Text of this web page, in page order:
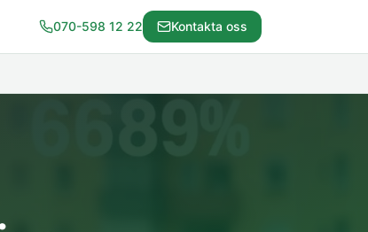
070-598 12 22 Kontakta oss